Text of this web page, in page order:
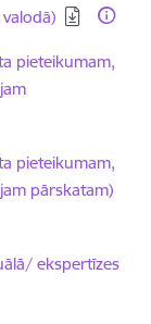
pieteikumam,
pieteikumam,
pārskatam)
ekspertīzes